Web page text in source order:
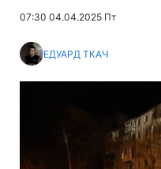
07:30 04.04.2025 Пт
ЕДУАРД ТКАЧ